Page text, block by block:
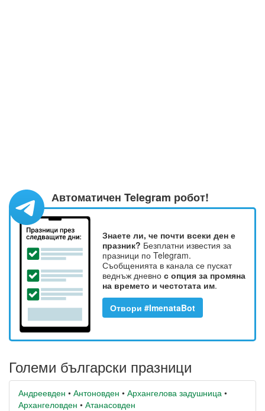
Автоматичен Telegram робот!
Знаете ли, че почти всеки ден е
празник? Безплатни известия за
празници по Telegram.
Съобщенията в канала се пускат
веднъж дневно с опция за промяна
на времето и честотата им.
Отвори #ImenataBot
Големи български празници
Андреевден • Антоновден • Архангелова задушница •
Архангеловден • Атанасовден